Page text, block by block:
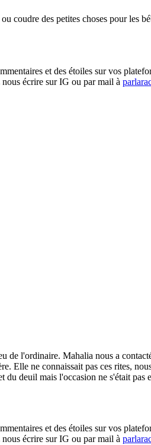
coudre des petites choses pour les
et des étoiles sur vos
écrire sur IG ou par mail à
l'ordinaire. Mahalia nous a
Elle ne connaissait pas ces rites,
deuil mais l'occasion ne s'était pas
et des étoiles sur vos
écrire sur IG ou par mail à